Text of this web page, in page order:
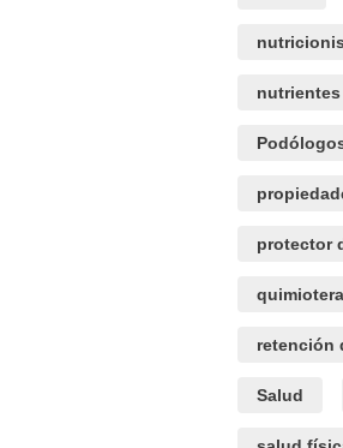
nutrientes
protector
retención
Salud